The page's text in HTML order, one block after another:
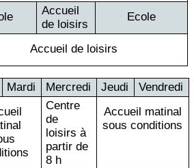
Accueil
de loisirs
Ecole
Accueil de loisirs
Mardi Mercredi Jeudi
Vendredi
Centre
de
loisirs à
partir de
8 h
Accueil matinal
sous conditions